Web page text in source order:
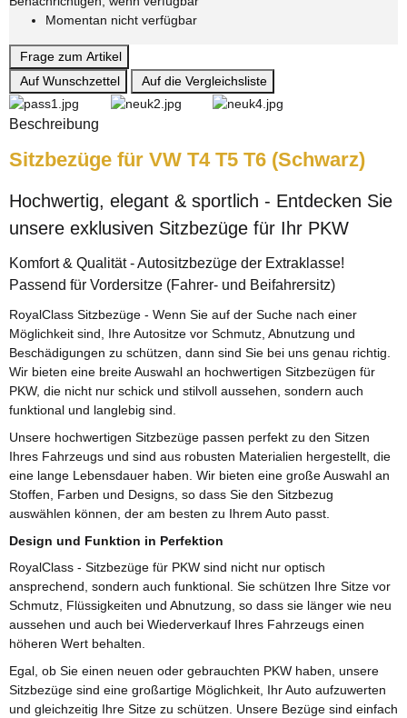
Momentan nicht verfügbar
Frage zum Artikel
Auf Wunschzettel
Auf die Vergleichsliste
Beschreibung
Sitzbezüge für VW T4 T5 T6 (Schwarz)
Hochwertig, elegant & sportlich - Entdecken Sie
unsere exklusiven Sitzbezüge für Ihr PKW
Komfort & Qualität - Autositzbezüge der Extraklasse!
Passend für Vordersitze (Fahrer- und Beifahrersitz)
RoyalClass Sitzbezüge - Wenn Sie auf der Suche nach einer
Möglichkeit sind, Ihre Autositze vor Schmutz, Abnutzung und
Beschädigungen zu schützen, dann sind Sie bei uns genau richtig.
Wir bieten eine breite Auswahl an hochwertigen Sitzbezügen für
PKW, die nicht nur schick und stilvoll aussehen, sondern auch
funktional und langlebig sind.
Unsere hochwertigen Sitzbezüge passen perfekt zu den Sitzen
Ihres Fahrzeugs und sind aus robusten Materialien hergestellt, die
eine lange Lebensdauer haben. Wir bieten eine große Auswahl an
Stoffen, Farben und Designs, so dass Sie den Sitzbezug
auswählen können, der am besten zu Ihrem Auto passt.
Design und Funktion in Perfektion
RoyalClass - Sitzbezüge für PKW sind nicht nur optisch
ansprechend, sondern auch funktional. Sie schützen Ihre Sitze vor
Schmutz, Flüssigkeiten und Abnutzung, so dass sie länger wie neu
aussehen und auch bei Wiederverkauf Ihres Fahrzeugs einen
höheren Wert behalten.
Egal, ob Sie einen neuen oder gebrauchten PKW haben, unsere
Sitzbezüge sind eine großartige Möglichkeit, Ihr Auto aufzuwerten
und gleichzeitig Ihre Sitze zu schützen. Unsere Bezüge sind einfach